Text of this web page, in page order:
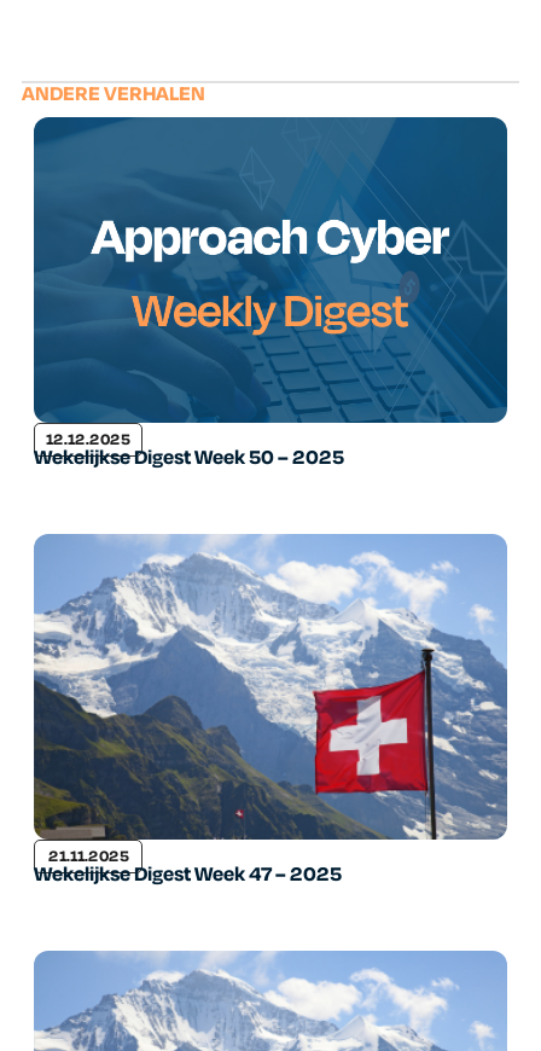
ANDERE VERHALEN
12.12.2025
Wekelijkse Digest Week 50 – 2025
21.11.2025
Wekelijkse Digest Week 47 – 2025